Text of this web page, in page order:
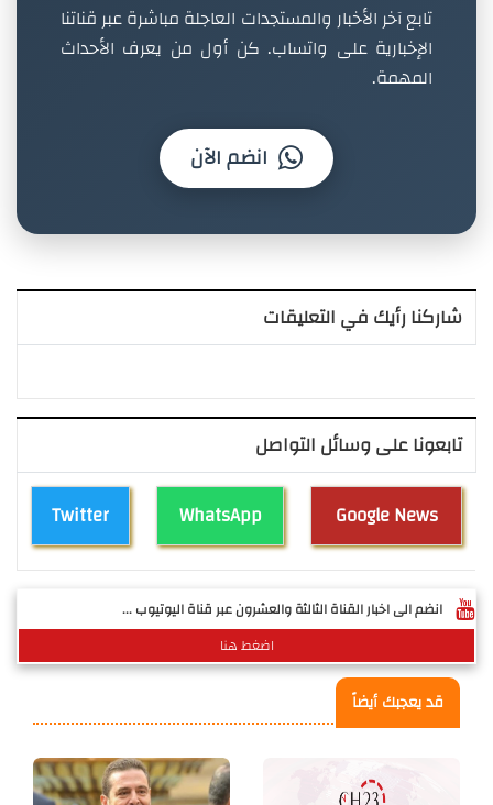
تابع آخر الأخبار والمستجدات العاجلة مباشرة عبر قناتنا
الإخبارية على واتساب. كن أول من يعرف الأحداث
المهمة.
انضم الآن
شاركنا رأيك في التعليقات
تابعونا على وسائل التواصل
Twitter WhatsApp Google News
انضم الى اخبار القناة الثالثة والعشرون عبر قناة اليوتيوب ...
اضغط هنا
قد يعجبك أيضاً